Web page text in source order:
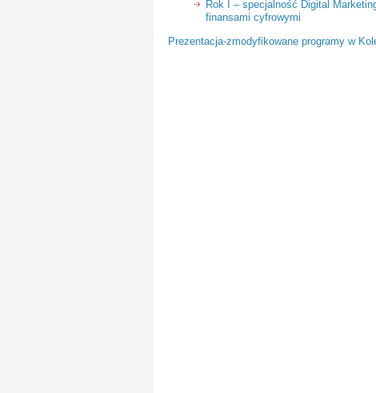
Rok I – specjalność Digital
finansami cyfrowymi
Prezentacja-zmodyfikowane programy w